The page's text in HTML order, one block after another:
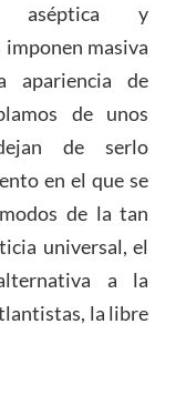
aséptica y
masiva
apariencia de
de unos
de serlo
en el que se
de la tan
universal, el
a la
la libre